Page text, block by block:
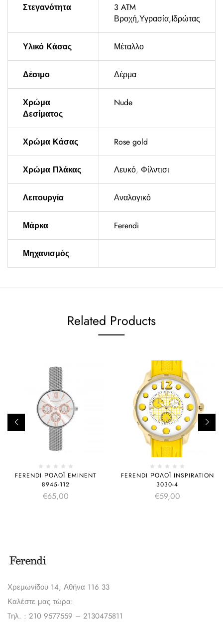
Στεγανότητα
3 ATM
Βροχή,Υγρασία,Ιδρώτας
Υλικό Κάσας Μέταλλο
Δέσιμο Δέρμα
Χρώμα
Δεσίματος
Nude
Χρώμα Κάσας Rose gold
Χρώμα Πλάκας Λευκό, Φίλντισι
Λειτουργία Αναλογικό
Μάρκα Ferendi
Μηχανισμός
Related Products
FERENDI ΡΟΛΌΙ EMINENT
8945-112
€65,00
FERENDI ΡΟΛΌΙ INSPIRATION
3030-4
€59,00
Χρεμωνίδου 14, Αθήνα 116 33
Καλέστε μας τώρα:
Tηλ. : 210 9577559 – 2130475811